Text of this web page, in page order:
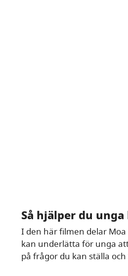
Så hjälper du
I den här filmen delar
kan underlätta för unga
på frågor du kan ställa